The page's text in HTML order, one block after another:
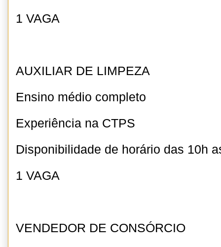
1 VAGA
AUXILIAR DE LIMPEZA
Ensino médio completo
Experiência na CTPS
Disponibilidade de horário das 10h
1 VAGA
VENDEDOR DE CONSÓRCIO